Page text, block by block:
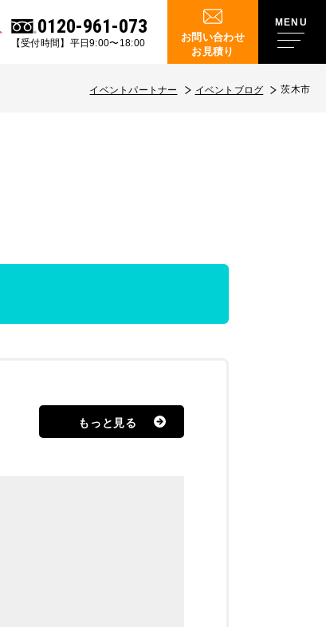
0120-961-073
【受付時間】平日9:00〜18:00
お問い合わせ
お見積り
イベントパートナー イベントブログ 茨木市
もっと見る